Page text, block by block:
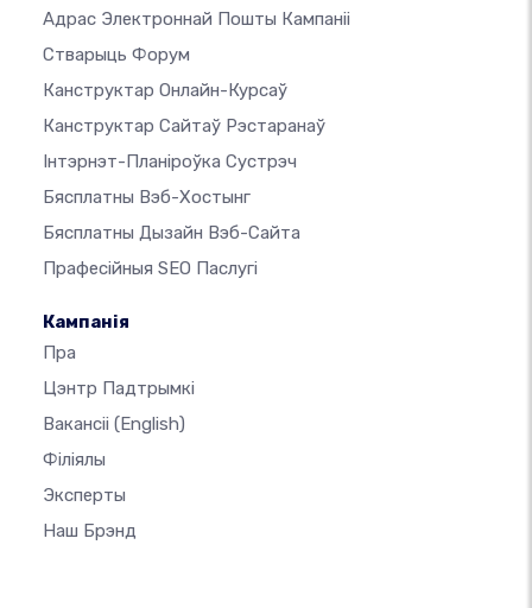
Адрас Электроннай Пошты Кампаніі
Стварыць Форум
Канструктар Онлайн-Курсаў
Канструктар Сайтаў Рэстаранаў
Інтэрнэт-Планіроўка Сустрэч
Бясплатны Вэб-Хостынг
Бясплатны Дызайн Вэб-Сайта
Прафесійныя SEO Паслугі
Кампанія
Пра
Цэнтр Падтрымкі
Вакансіі (English)
Філіялы
Эксперты
Наш Брэнд